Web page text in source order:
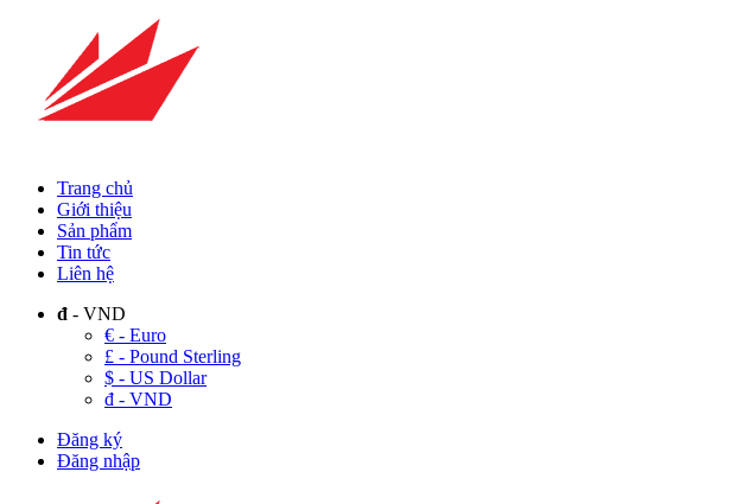
Trang chủ
Giới thiệu
Sản phẩm
Tin tức
Liên hệ
đ - VND
€ - Euro
£ - Pound Sterling
$ - US Dollar
đ - VND
Đăng ký
Đăng nhập